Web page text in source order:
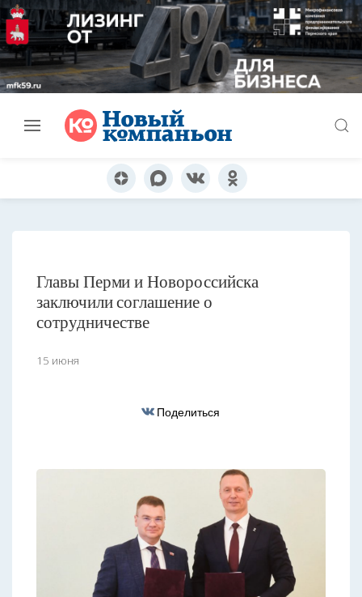
Главы Перми и Новороссийска
заключили соглашение о
сотрудничестве
15 июня
Поделиться